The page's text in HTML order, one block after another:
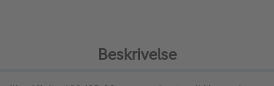
Beskrivelse